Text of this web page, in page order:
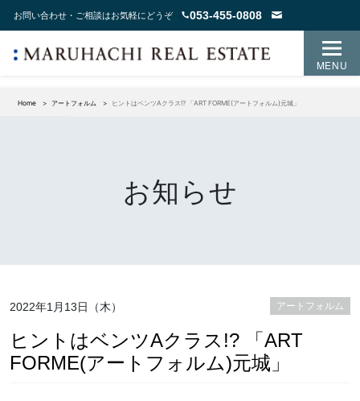
お問い合わせ・ご相談はお気軽にどうぞ 053-455-0808
MENU
Home アートフォルム ヒントはベンツAクラス!? 「ART FORME(アートフォルム)元城」
お知らせ
2022年1月13日（木） アートフォルム
ヒントはベンツAクラス!? 「ART
FORME(アートフォルム)元城」